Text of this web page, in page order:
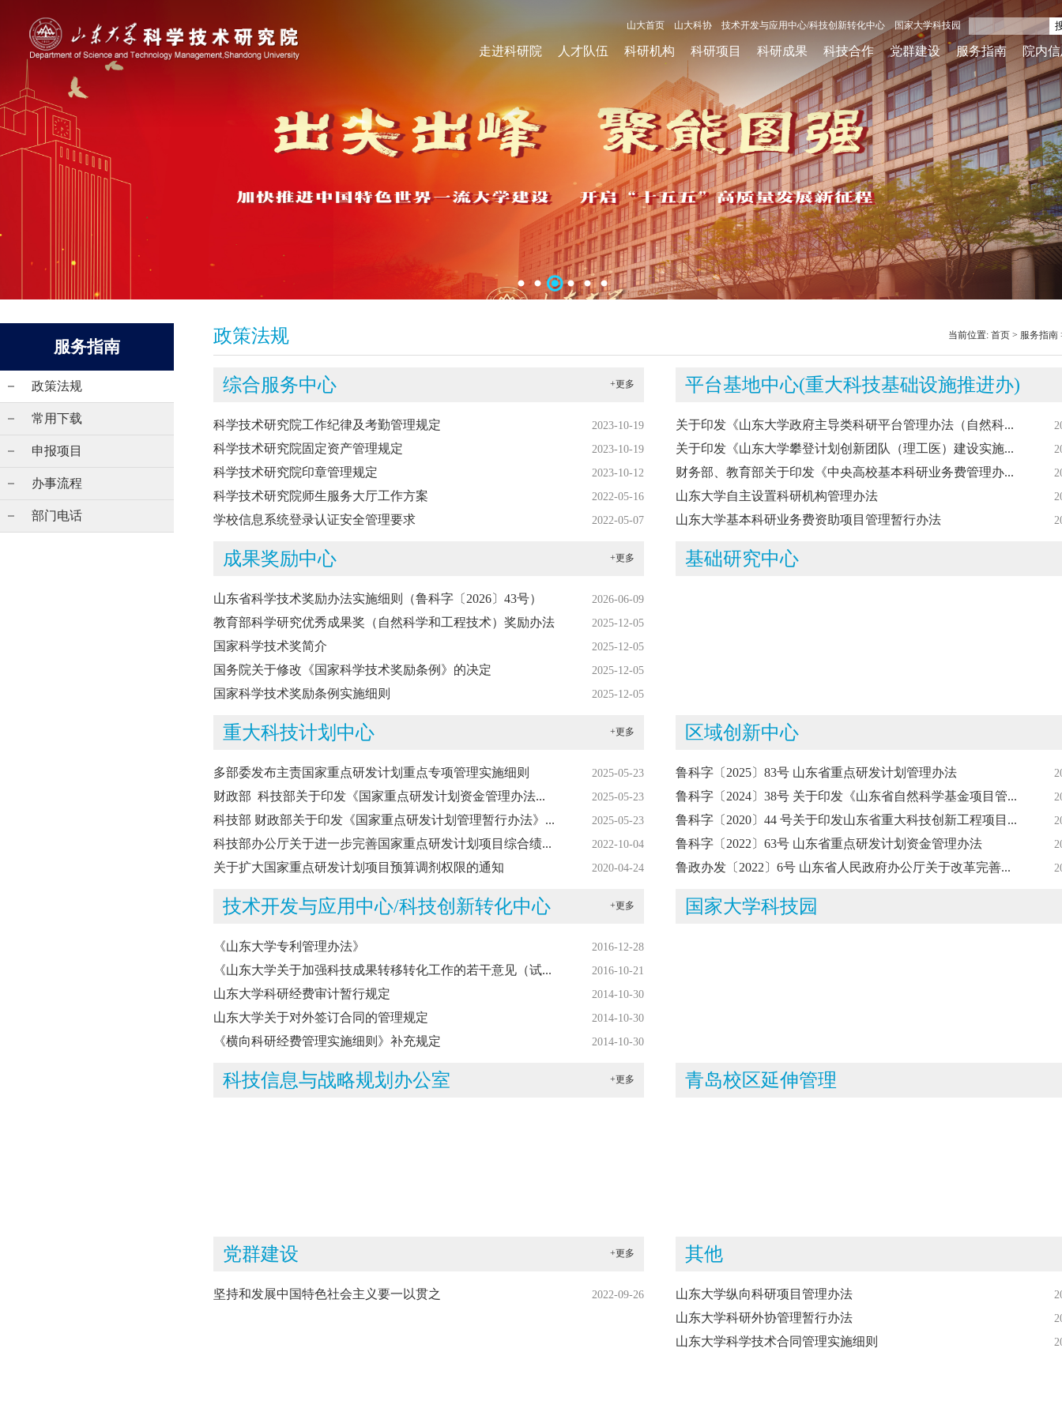
山大首页 山大科协 技术开发与应用中心/科技创新转化中心 国家大学科技园
走进科研院 人才队伍 科研机构 科研项目 科研成果 科技合作 党群建设 服务指南 院内
服务指南
政策法规
常用下载
申报项目
办事流程
部门电话
政策法规 当前位置: 首页 > 服务指南
综合服务中心 +更多
科学技术研究院工作纪律及考勤管理规定 2023-10-19
科学技术研究院固定资产管理规定 2023-10-19
科学技术研究院印章管理规定 2023-10-12
科学技术研究院师生服务大厅工作方案 2022-05-16
学校信息系统登录认证安全管理要求 2022-05-07
平台基地中心(重大科技基础设施推进办)
关于印发《山东大学政府主导类科研平台管理办法（自然科...
关于印发《山东大学攀登计划创新团队（理工医）建设实施...
财务部、教育部关于印发《中央高校基本科研业务费管理办...
山东大学自主设置科研机构管理办法
山东大学基本科研业务费资助项目管理暂行办法
成果奖励中心 +更多
山东省科学技术奖励办法实施细则（鲁科字〔2026〕43号） 2026-06-09
教育部科学研究优秀成果奖（自然科学和工程技术）奖励办法 2025-12-05
国家科学技术奖简介 2025-12-05
国务院关于修改《国家科学技术奖励条例》的决定 2025-12-05
国家科学技术奖励条例实施细则 2025-12-05
基础研究中心
重大科技计划中心 +更多
多部委发布主责国家重点研发计划重点专项管理实施细则 2025-05-23
财政部 科技部关于印发《国家重点研发计划资金管理办法... 2025-05-23
科技部 财政部关于印发《国家重点研发计划管理暂行办法》... 2025-05-23
科技部办公厅关于进一步完善国家重点研发计划项目综合绩... 2022-10-04
关于扩大国家重点研发计划项目预算调剂权限的通知 2020-04-24
区域创新中心
鲁科字〔2025〕83号 山东省重点研发计划管理办法
鲁科字〔2024〕38号 关于印发《山东省自然科学基金项目管...
鲁科字〔2020〕44 号关于印发山东省重大科技创新工程项目...
鲁科字〔2022〕63号 山东省重点研发计划资金管理办法
鲁政办发〔2022〕6号 山东省人民政府办公厅关于改革完善...
技术开发与应用中心/科技创新转化中心 +更多
《山东大学专利管理办法》 2016-12-28
《山东大学关于加强科技成果转移转化工作的若干意见（试... 2016-10-21
山东大学科研经费审计暂行规定 2014-10-30
山东大学关于对外签订合同的管理规定 2014-10-30
《横向科研经费管理实施细则》补充规定 2014-10-30
国家大学科技园
科技信息与战略规划办公室 +更多 青岛校区延伸管理
党群建设 +更多
坚持和发展中国特色社会主义要一以贯之 2022-09-26
其他
山东大学纵向科研项目管理办法
山东大学科研外协管理暂行办法
山东大学科学技术合同管理实施细则